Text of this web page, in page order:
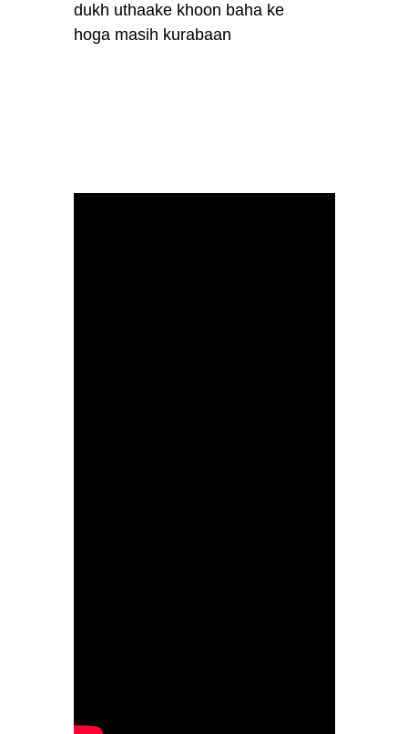
dukh uthaake khoon baha ke
hoga masih kurabaan